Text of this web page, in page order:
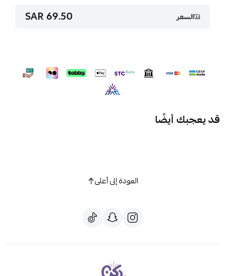
السعر 69.50 SAR
قد يعجبك أيضًا
العودة إلى أعلى